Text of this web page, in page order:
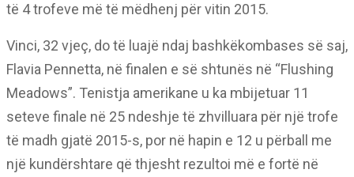
të 4 trofeve më të mëdhenj për vitin 2015.
Vinci, 32 vjeç, do të luajë ndaj bashkëkombases së saj,
Flavia Pennetta, në finalen e së shtunës në “Flushing
Meadows”. Tenistja amerikane u ka mbijetuar 11
seteve finale në 25 ndeshje të zhvilluara për një trofe
të madh gjatë 2015-s, por në hapin e 12 u përball me
një kundërshtare që thjesht rezultoi më e fortë në